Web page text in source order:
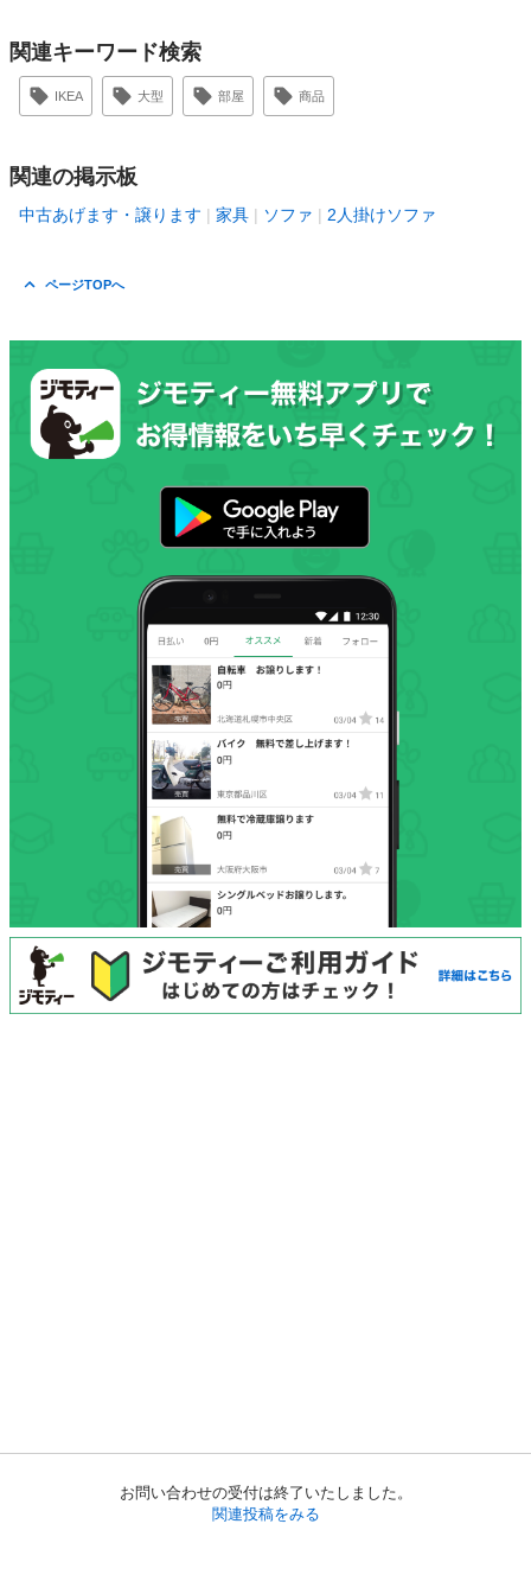
お問い合わせの受付は終了いたしました。
関連投稿をみる
関連キーワード検索
IKEA 大型 部屋 商品
関連の掲示板
中古あげます・譲ります 家具 ソファ 2人掛けソファ
ページTOPへ